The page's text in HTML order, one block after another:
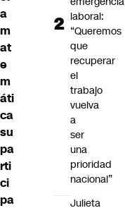
a
m
at
e
m
áti
ca
su
pa
rti
ci
pa
laboral:
“Queremos
que
recuperar
el
trabajo
vuelva
a
ser
una
prioridad
nacional”
Julieta